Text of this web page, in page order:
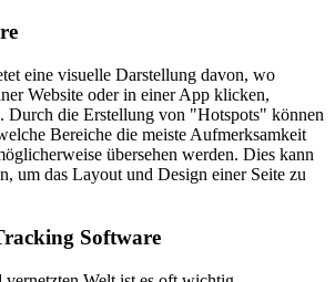
eine visuelle Darstellung davon, wo
Website oder in einer App klicken,
Durch die Erstellung von "Hotspots" können
Bereiche die meiste Aufmerksamkeit
übersehen werden. Dies kann
um das Layout und Design einer Seite zu
Software